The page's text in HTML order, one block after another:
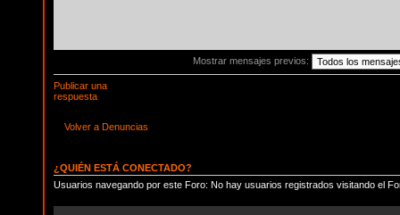
Mostrar mensajes previos:
Publicar una
respuesta
Volver a Denuncias
¿QUIÉN ESTÁ CONECTADO?
Usuarios navegando por este Foro: No hay usuarios registrados visitando el